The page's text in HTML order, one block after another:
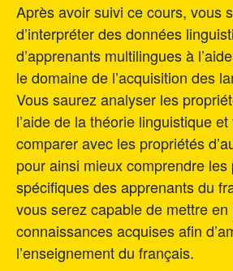
Après avoir suivi ce cours, vous
d’interpréter des données
d’apprenants multilingues à
le domaine de l’acquisition des
Vous saurez analyser les
l’aide de la théorie linguistique
comparer avec les propriétés
pour ainsi mieux comprendre les
spécifiques des apprenants du
vous serez capable de mettre
connaissances acquises afin
l’enseignement du français.